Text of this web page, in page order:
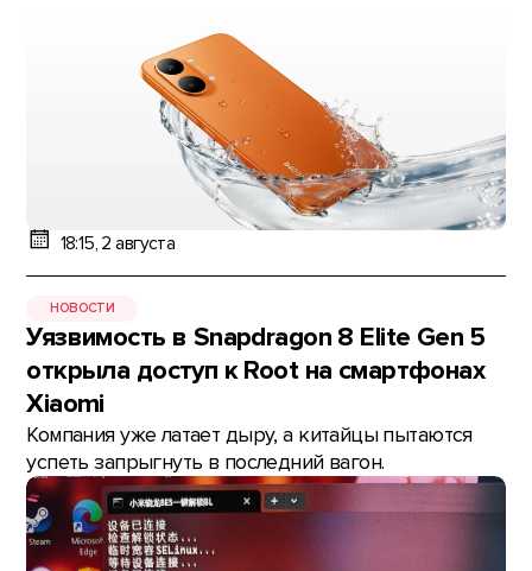
18:15, 2 августа
НОВОСТИ
Уязвимость в Snapdragon 8 Elite Gen 5
открыла доступ к Root на смартфонах
Xiaomi
Компания уже латает дыру, а китайцы пытаются
успеть запрыгнуть в последний вагон.